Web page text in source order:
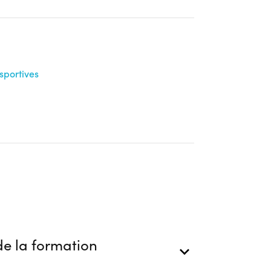
de moins de 25 ans uniquement Carte
ou titre de séjour en cours de validité
la formation